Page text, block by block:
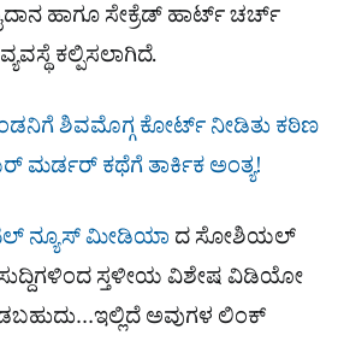
ಹಾಗೂ ಸೇಕ್ರೆಡ್ ಹಾರ್ಟ್ ಚರ್ಚ್
ಕಲ್ಪಿಸಲಾಗಿದೆ.
ಶಿವಮೊಗ್ಗ ಕೋರ್ಟ್​ ನೀಡಿತು ಕಠಿಣ
ಮರ್ಡರ್​ ಕಥೆಗೆ ತಾರ್ಕಿಕ ಅಂತ್ಯ!
ನ್ಯೂಸ್ ಮೀಡಿಯಾ ದ ಸೋಶಿಯಲ್​
ಸ್ತಳೀಯ ವಿಶೇಷ ವಿಡಿಯೋ
ಅವುಗಳ ಲಿಂಕ್